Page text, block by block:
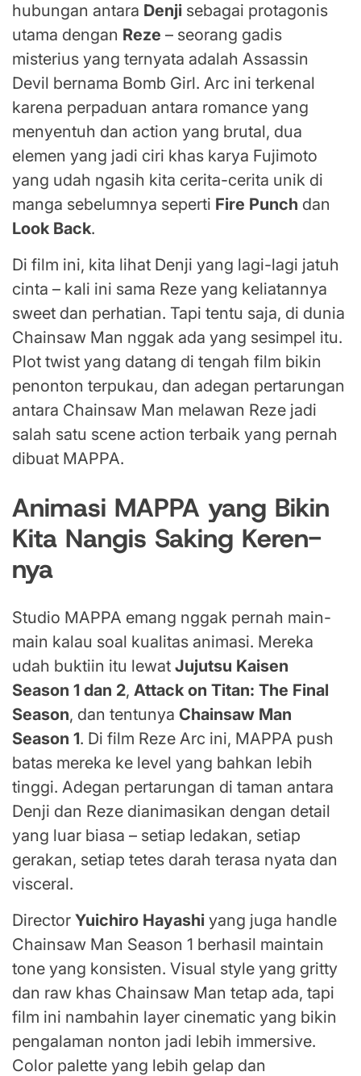
hubungan antara Denji sebagai protagonis
utama dengan Reze – seorang gadis
misterius yang ternyata adalah Assassin
Devil bernama Bomb Girl. Arc ini terkenal
karena perpaduan antara romance yang
menyentuh dan action yang brutal, dua
elemen yang jadi ciri khas karya Fujimoto
yang udah ngasih kita cerita-cerita unik di
manga sebelumnya seperti Fire Punch dan
Look Back.
Di film ini, kita lihat Denji yang lagi-lagi jatuh
cinta – kali ini sama Reze yang keliatannya
sweet dan perhatian. Tapi tentu saja, di dunia
Chainsaw Man nggak ada yang sesimpel itu.
Plot twist yang datang di tengah film bikin
penonton terpukau, dan adegan pertarungan
antara Chainsaw Man melawan Reze jadi
salah satu scene action terbaik yang pernah
dibuat MAPPA.
Animasi MAPPA yang Bikin
Kita Nangis Saking Keren-
nya
Studio MAPPA emang nggak pernah main-
main kalau soal kualitas animasi. Mereka
udah buktiin itu lewat Jujutsu Kaisen
Season 1 dan 2, Attack on Titan: The Final
Season, dan tentunya Chainsaw Man
Season 1. Di film Reze Arc ini, MAPPA push
batas mereka ke level yang bahkan lebih
tinggi. Adegan pertarungan di taman antara
Denji dan Reze dianimasikan dengan detail
yang luar biasa – setiap ledakan, setiap
gerakan, setiap tetes darah terasa nyata dan
visceral.
Director Yuichiro Hayashi yang juga handle
Chainsaw Man Season 1 berhasil maintain
tone yang konsisten. Visual style yang gritty
dan raw khas Chainsaw Man tetap ada, tapi
film ini nambahin layer cinematic yang bikin
pengalaman nonton jadi lebih immersive.
Color palette yang lebih gelap dan